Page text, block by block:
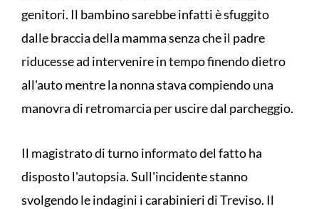
genitori. Il bambino sarebbe infatti è sfuggito
dalle braccia della mamma senza che il padre
riducesse ad intervenire in tempo finendo dietro
all'auto mentre la nonna stava compiendo una
manovra di retromarcia per uscire dal parcheggio.
Il magistrato di turno informato del fatto ha
disposto l'autopsia. Sull'incidente stanno
svolgendo le indagini i carabinieri di Treviso. Il